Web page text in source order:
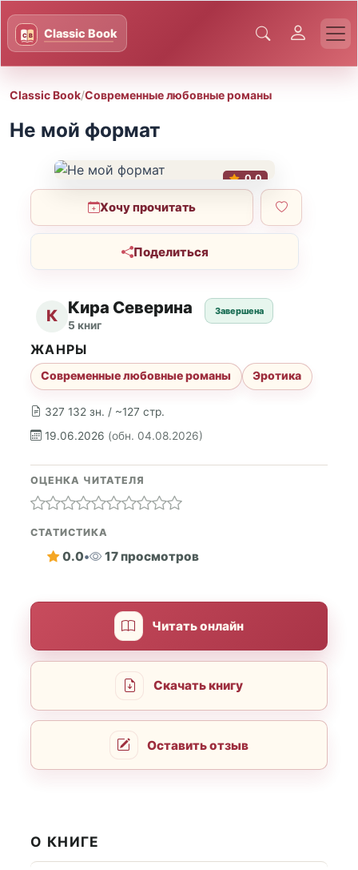
Classic Book/Современные любовные романы
Не мой формат
0.0
Хочу прочитать
Поделиться
К Кира Северина
5 книг
Завершена
327 132 зн. / ~127 стр.
19.06.2026 (обн. 04.08.2026)
ЖАНРЫ
Современные любовные романы Эротика
ОЦЕНКА ЧИТАТЕЛЯ
СТАТИСТИКА
0.0• 17 просмотров
Читать онлайн
Скачать книгу
Оставить отзыв
О КНИГЕ